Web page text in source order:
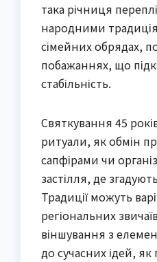
така річниця
народними
сімейних обрядах,
побажаннях, що
стабільність.
Святкування 45
ритуали, як обмін
сапфірами чи
застілля, де
Традиції можуть
регіональних
віншування з
до сучасних ідей,